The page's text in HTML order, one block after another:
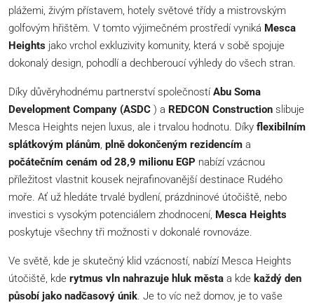
plážemi, živým přístavem, hotely světové třídy a mistrovským
golfovým hřištěm. V tomto výjimečném prostředí vyniká Mesca
Heights jako vrchol exkluzivity komunity, která v sobě spojuje
dokonalý design, pohodlí a dechberoucí výhledy do všech stran.
Díky důvěryhodnému partnerství společnostíAbu Soma
Development Company (ASDC ) a REDCON Construction slibuje
Mesca Heights nejen luxus, ale i trvalou hodnotu. Díky flexibilním
splátkovým plánům, plně dokončeným rezidencím a
počátečním cenám od 28,9 milionu EGP nabízí vzácnou
příležitost vlastnit kousek nejrafinovanější destinace Rudého
moře. Ať už hledáte trvalé bydlení, prázdninové útočiště, nebo
investici s vysokým potenciálem zhodnocení, Mesca Heights
poskytuje všechny tři možnosti v dokonalé rovnováze.
Ve světě, kde je skutečný klid vzácností, nabízí Mesca Heights
útočiště, kde rytmus vln nahrazuje hluk města a kde každý den
působí jako nadčasový únik. Je to víc než domov, je to vaše